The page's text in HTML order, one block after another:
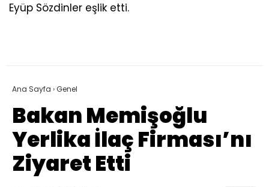
Eyüp Sözdinler eşlik etti.
Ana Sayfa ›Genel
Bakan Memişoğlu
Yerlika İlaç Firması’nı
Ziyaret Etti